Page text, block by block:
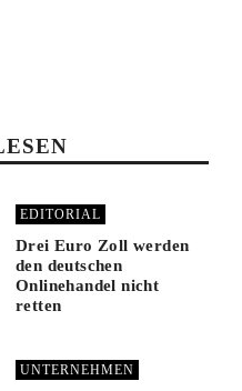
EDITORIAL
Drei Euro Zoll werden
den deutschen
Onlinehandel nicht
retten
UNTERNEHMEN